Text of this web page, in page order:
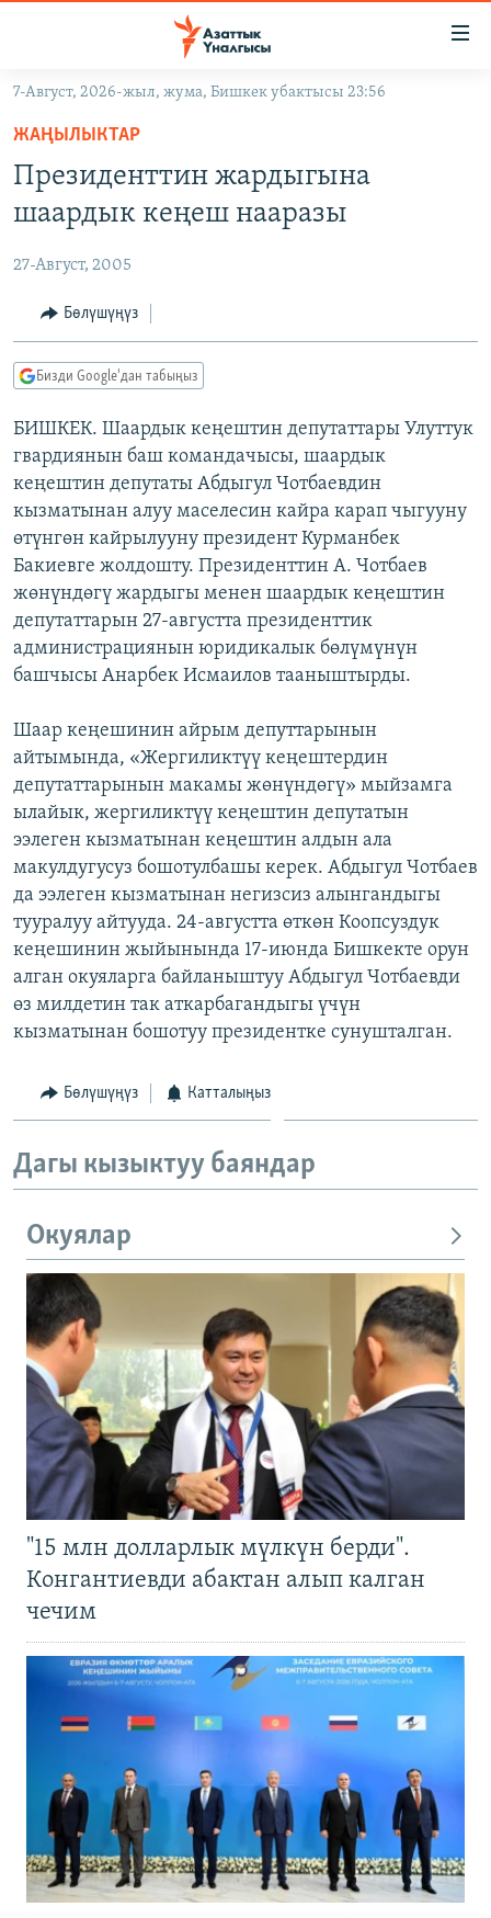
Навигацияга
өтүңүз
Издөөгө
салыңызКЫРГЫЗСТАН
ЭКОНОМИКА
МАДАНИЯТ
ДҮЙНӨ
БОРБОР АЗИЯ
УКРАИНА
АТАЙЫН ИЛИКТӨӨ
ТВ ПРОГРАММАЛАР
ЭКСПЕРТТЕР ТАЛДАЙТ
БИЗ ЖАНА ДҮЙНӨ
ДАНИСТЕ
ЭЖЕ-СИҢДИЛЕР
ЫҢГАЙСЫЗ СУРООЛОР
ӨЗГӨЧӨ ПИКИР
Русский
ОНЛАЙН ШЕРИНЕ
ЭЕ/АРнун бардык сайттары
7-Август, 2026-жыл, жума, Бишкек убактысы 23:56
ЖАҢЫЛЫКТАР
Президенттин жардыгына
шаардык кеңеш нааразы
27-Август, 2005
Бөлүшүңүз
Бизди Google'дан табыңыз
БИШКЕК. Шаардык кеңештин депутаттары Улуттук
гвардиянын баш командачысы, шаардык
кеңештин депутаты Абдыгул Чотбаевдин
кызматынан алуу маселесин кайра карап чыгууну
өтүнгөн кайрылууну президент Курманбек
Бакиевге жолдошту. Президенттин А. Чотбаев
жөнүндөгү жардыгы менен шаардык кеңештин
депутаттарын 27-августта президенттик
администрациянын юридикалык бөлүмүнүн
башчысы Анарбек Исмаилов тааныштырды.
Шаар кеңешинин айрым депуттарынын
айтымында, «Жергиликтүү кеңештердин
депутаттарынын макамы жөнүндөгү» мыйзамга
ылайык, жергиликтүү кеңештин депутатын
ээлеген кызматынан кеңештин алдын ала
макулдугусуз бошотулбашы керек. Абдыгул Чотбаев
да ээлеген кызматынан негизсиз алынгандыгы
тууралуу айтууда. 24-августта өткөн Коопсуздук
кеңешинин жыйынында 17-июнда Бишкекте орун
алган окуяларга байланыштуу Абдыгул Чотбаевди
өз милдетин так аткарбагандыгы үчүн
кызматынан бошотуу президентке сунушталган.
Бөлүшүңүз Катталыңыз
Дагы кызыктуу баяндар
Окуялар
"15 млн долларлык мүлкүн берди".
Конгантиевди абактан алып калган
чечим